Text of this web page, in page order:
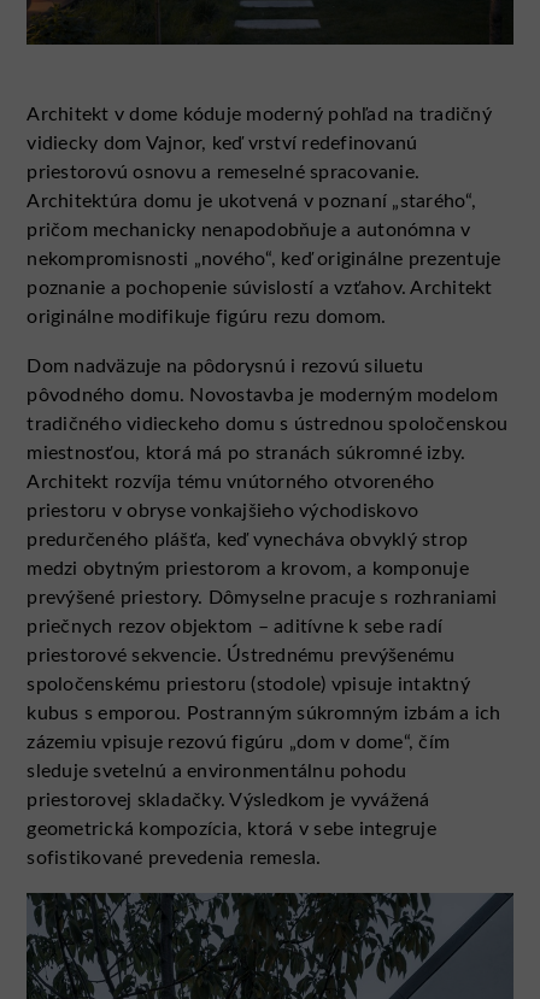
Architekt v dome kóduje moderný pohľad na tradičný
vidiecky dom Vajnor, keď vrství redefinovanú
priestorovú osnovu a remeselné spracovanie.
Architektúra domu je ukotvená v poznaní „starého“,
pričom mechanicky nenapodobňuje a autonómna v
nekompromisnosti „nového“, keď originálne prezentuje
poznanie a pochopenie súvislostí a vzťahov. Architekt
originálne modifikuje figúru rezu domom.
Dom nadväzuje na pôdorysnú i rezovú siluetu
pôvodného domu. Novostavba je moderným modelom
tradičného vidieckeho domu s ústrednou spoločenskou
miestnosťou, ktorá má po stranách súkromné izby.
Architekt rozvíja tému vnútorného otvoreného
priestoru v obryse vonkajšieho východiskovo
predurčeného plášťa, keď vynecháva obvyklý strop
medzi obytným priestorom a krovom, a komponuje
prevýšené priestory. Dômyselne pracuje s rozhraniami
priečnych rezov objektom – aditívne k sebe radí
priestorové sekvencie. Ústrednému prevýšenému
spoločenskému priestoru (stodole) vpisuje intaktný
kubus s emporou. Postranným súkromným izbám a ich
zázemiu vpisuje rezovú figúru „dom v dome“, čím
sleduje svetelnú a environmentálnu pohodu
priestorovej skladačky. Výsledkom je vyvážená
geometrická kompozícia, ktorá v sebe integruje
sofistikované prevedenia remesla.